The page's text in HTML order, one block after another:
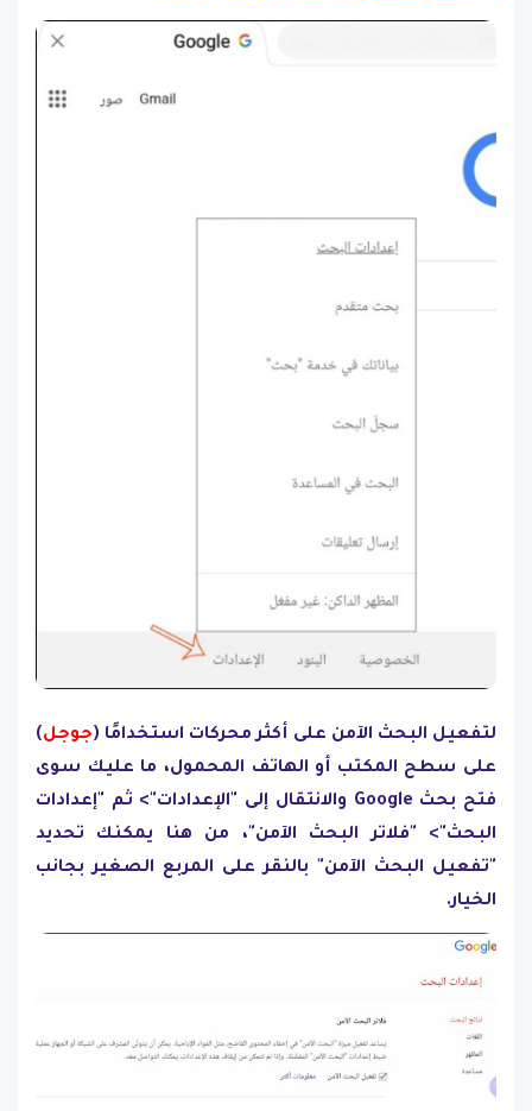
لتفعيل البحث الآمن على أكثر محركات استخدامًا (جوجل)
على سطح المكتب أو الهاتف المحمول، ما عليك سوى
فتح بحث Google والانتقال إلى "الإعدادات"> ثم "إعدادات
البحث"> "فلاتر البحث الآمن"، من هنا يمكنك تحديد
"تفعيل البحث الآمن" بالنقر على المربع الصغير بجانب
الخيار.